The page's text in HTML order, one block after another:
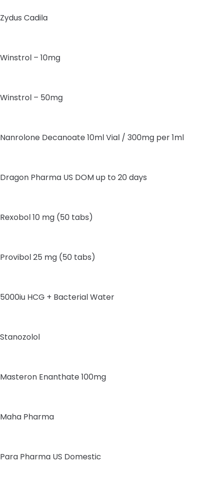
Zydus Cadila
Winstrol – 10mg
Winstrol – 50mg
Nanrolone Decanoate 10ml Vial / 300mg per 1ml
Dragon Pharma US DOM up to 20 days
Rexobol 10 mg (50 tabs)
Provibol 25 mg (50 tabs)
5000iu HCG + Bacterial Water
Stanozolol
Masteron Enanthate 100mg
Maha Pharma
Para Pharma US Domestic